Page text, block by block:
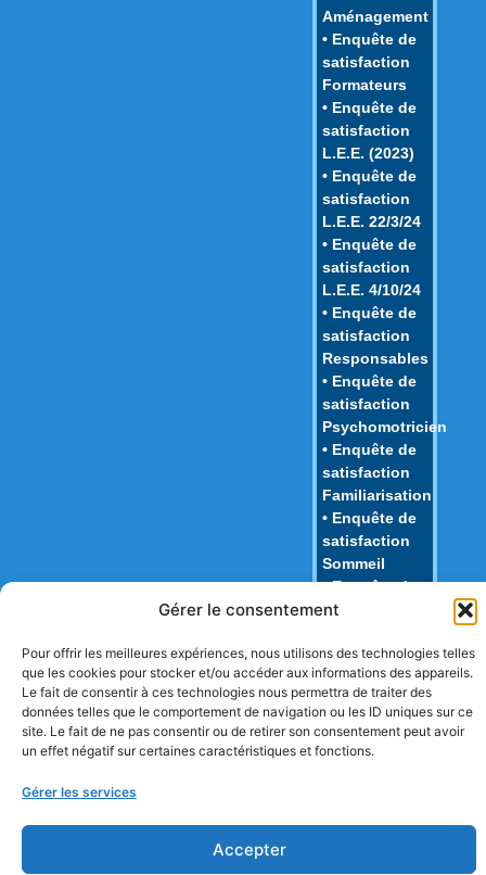
Gérer le consentement
Pour offrir les meilleures expériences, nous utilisons des technologies telles
que les cookies pour stocker et/ou accéder aux informations des appareils.
Le fait de consentir à ces technologies nous permettra de traiter des
données telles que le comportement de navigation ou les ID uniques sur ce
site. Le fait de ne pas consentir ou de retirer son consentement peut avoir
un effet négatif sur certaines caractéristiques et fonctions.
Gérer les services
Accepter
Aménagement
• Enquête de
satisfaction
Formateurs
• Enquête de
satisfaction
L.E.E. (2023)
• Enquête de
satisfaction
L.E.E. 22/3/24
• Enquête de
satisfaction
L.E.E. 4/10/24
• Enquête de
satisfaction
Responsables
• Enquête de
satisfaction
Psychomotricien
• Enquête de
satisfaction
Familiarisation
• Enquête de
satisfaction
Sommeil
• Enquête de
satisfaction
• Enquête de
satisfaction
Juridique
• Enquête de
Nouvelles
Copyright © TPMA 2018 Tous droits réservés.Mentions légales